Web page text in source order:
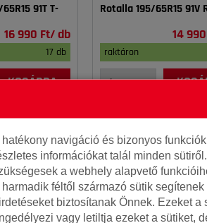
91T T-
16 990 Ft/ db
17 db
KOSÁRBA
Rotalla 195/65R15 91V
14
raktáron
hatékony navigáció és bizonyos
információkat talál minden
a webhely alapvető
harmadik féltől származó sütik
biztosítanak Önnek. Ezeket
vagy letiltja ezeket a sütiket,